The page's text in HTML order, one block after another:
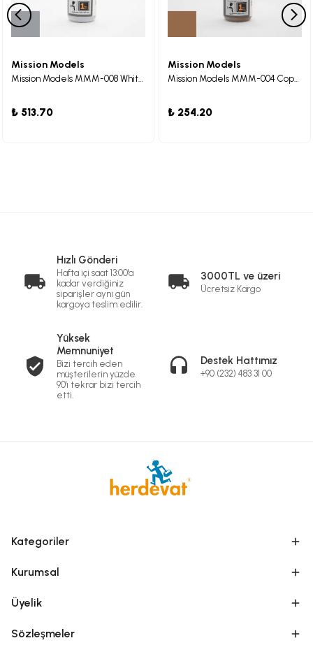
Mission Models
Mission Models MMM-008 White Aluminum Metalik Maket Boyası 30ml
₺ 513.70
Mission Models
Mission Models MMM-004 Copper Metalik Maket Boyası 30ml
₺ 254.20
Hızlı Gönderi
Hafta içi saat 13:00'a
kadar verdiğiniz
siparişler aynı gün
kargoya teslim edilir.
3000TL ve üzeri
Ücretsiz Kargo
Yüksek
Memnuniyet
Bizi tercih eden
müşterilerin yüzde
90'ı tekrar bizi tercih
etti.
Destek Hattımız
+90 (232) 483 31 00
Kategoriler
Kurumsal
Üyelik
Sözleşmeler